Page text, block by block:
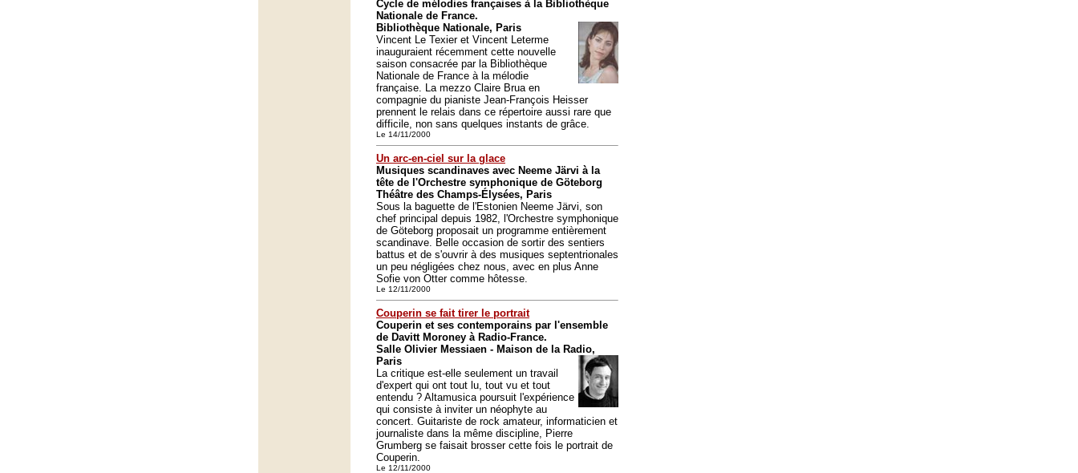
Cycle de mélodies françaises à la Bibliothèque
Nationale de France.
Bibliothèque Nationale, Paris
Vincent Le Texier et Vincent Leterme
inauguraient récemment cette nouvelle
saison consacrée par la Bibliothèque
Nationale de France à la mélodie
française. La mezzo Claire Brua en
compagnie du pianiste Jean-François Heisser
prennent le relais dans ce répertoire aussi rare que
difficile, non sans quelques instants de grâce.
Le 14/11/2000
Un arc-en-ciel sur la glace
Musiques scandinaves avec Neeme Järvi à la
tête de l'Orchestre symphonique de Göteborg
Théâtre des Champs-Élysées, Paris
Sous la baguette de l'Estonien Neeme Järvi, son
chef principal depuis 1982, l'Orchestre symphonique
de Göteborg proposait un programme entièrement
scandinave. Belle occasion de sortir des sentiers
battus et de s'ouvrir à des musiques septentrionales
un peu négligées chez nous, avec en plus Anne
Sofie von Otter comme hôtesse.
Le 12/11/2000
Couperin se fait tirer le portrait
Couperin et ses contemporains par l'ensemble
de Davitt Moroney à Radio-France.
Salle Olivier Messiaen - Maison de la Radio,
Paris
La critique est-elle seulement un travail
d'expert qui ont tout lu, tout vu et tout
entendu ? Altamusica poursuit l'expérience
qui consiste à inviter un néophyte au
concert. Guitariste de rock amateur, informaticien et
journaliste dans la même discipline, Pierre
Grumberg se faisait brosser cette fois le portrait de
Couperin.
Le 12/11/2000